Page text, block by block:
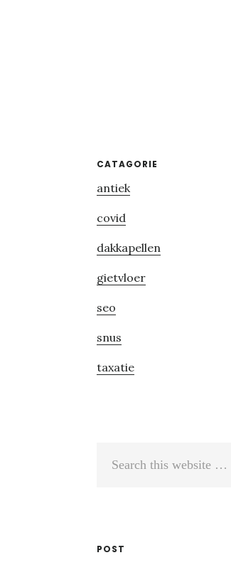
Primary
Sidebar
CATAGORIE
antiek
covid
dakkapellen
gietvloer
seo
snus
taxatie
POST